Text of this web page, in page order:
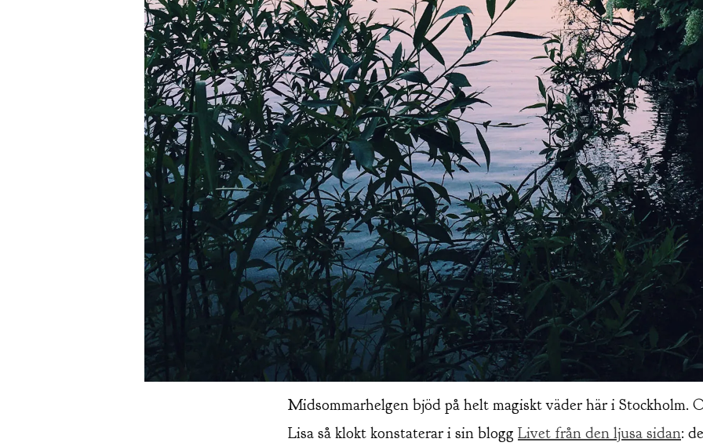
Midsommarhelgen bjöd på helt magiskt väder här i Stockholm.
Lisa så klokt konstaterar i sin blogg Livet från den ljusa sidan: